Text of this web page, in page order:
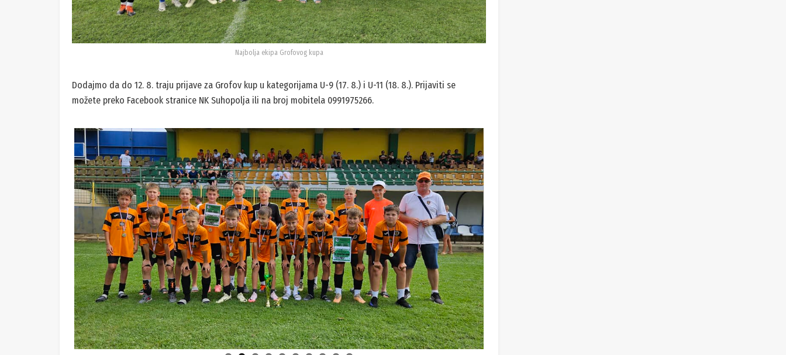
Najbolja ekipa Grofovog kupa
Dodajmo da do 12. 8. traju prijave za Grofov kup u kategorijama U-9 (17. 8.) i U-11 (18. 8.). Prijaviti se
možete preko Facebook stranice NK Suhopolja ili na broj mobitela 0991975266.